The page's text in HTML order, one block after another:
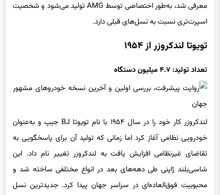
معرفی شد، به‌طور اختصاصی توسط AMG تولید می‌شود و شخصیت
اسپرت‌تری نسبت به نسل‌های قبلی دارد.
تویوتا لندکروزر از ۱۹۵۴
تعداد تولید: ۴.۷ میلیون دستگاه
لندکروزر کار خود را در سال ۱۹۵۴ با نام تویوتا BJ جیپ و به‌عنوان
خودرویی نظامی آغاز کرد اما زمانی که تولید آن برای پاسخگویی به
تقاضای غیرنظامی افزایش یافت به لندکروزر تغییر نام داد. این
شاسی‌بلند ژاپنی طی دهه‌های بعد در انواع مختلفی ساخته شد و
محبوبیت فوق‌العاده‌ای در سراسر جهان پیدا کرد. جدیدترین نسل